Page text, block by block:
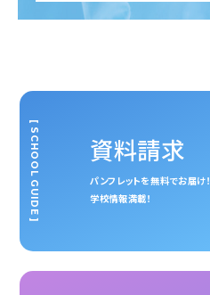
資料請求
パンフレットを無料でお届け！
学校情報満載！
[ SCHOOL GUIDE ]